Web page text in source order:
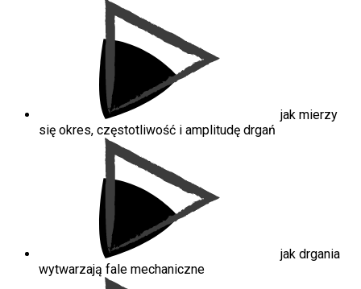
jak mierzy
się okres, częstotliwość i amplitudę drgań
jak drgania
wytwarzają fale mechaniczne